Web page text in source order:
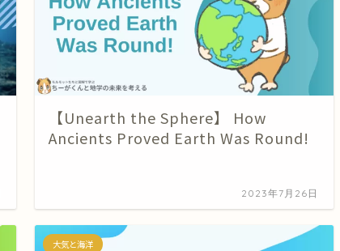
【Unearth the Sphere】 How
Ancients Proved Earth Was Round!
2023年7月26日
大気と海洋